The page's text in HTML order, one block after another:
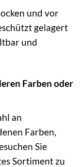
und vor
gelagert
und
Farben oder
an
Farben,
Sie
Sortiment zu